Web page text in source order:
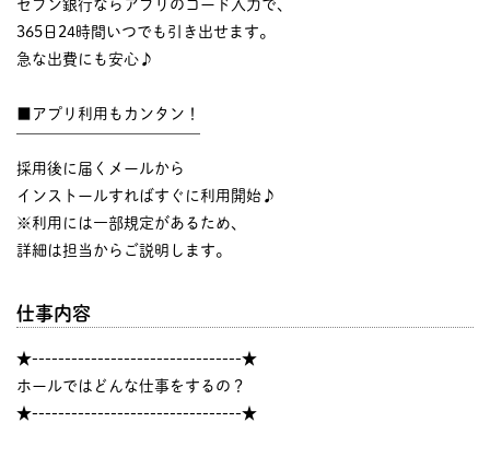
セブン銀行ならアプリのコード入力で、
365日24時間いつでも引き出せます。
急な出費にも安心♪
■アプリ利用もカンタン！
採用後に届くメールから
インストールすればすぐに利用開始♪
※利用には一部規定があるため、
詳細は担当からご説明します。
仕事内容
★--------------------------------★
ホールではどんな仕事をするの？
★--------------------------------★